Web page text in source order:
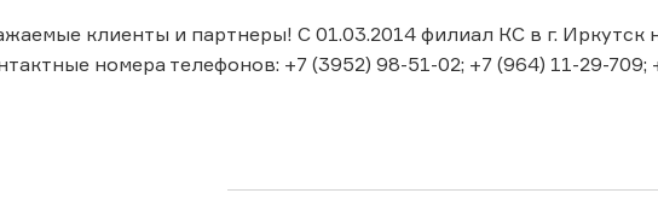
клиенты и партнеры! С 01.03.2014 филиал КС в г. Иркутск
номера телефонов: +7 (3952) 98-51-02; +7 (964) 11-29-709;